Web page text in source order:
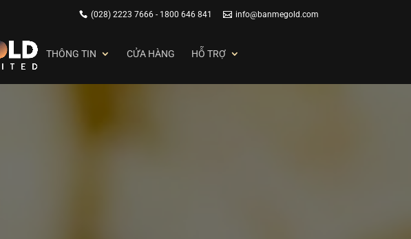
(028) 2223 7666 - 1800 646 841 info@banmegold.com
THÔNG TIN CỬA HÀNG HỖ TRỢ